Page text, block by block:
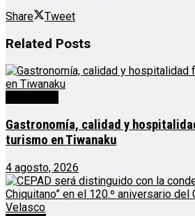
Share Tweet
Related Posts
Gastronomía, calidad y
turismo en Tiwanaku
4 agosto, 2026